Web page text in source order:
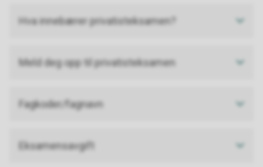
Hva innebærer privatisteksamen?
Meld deg opp til privatisteksamen
Fagkoder/fagnavn
Eksamensavgift